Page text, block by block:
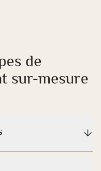
de
sur-mesure